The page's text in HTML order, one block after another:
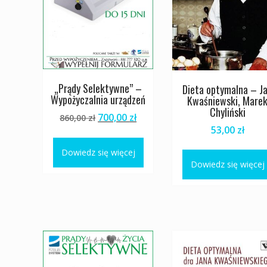
„Prądy Selektywne” –
Wypożyczalnia urządzeń
860,00zł Pierwotna
860,00 zł.
700,00 złAktualna
Dowiedz się więcej
Dieta optymalna –
Kwaśniewski, Marek
Chyliński
53,00 zł
Dowiedz się więcej